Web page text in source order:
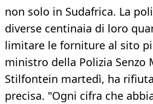
non solo in Sudafrica. La
diverse centinaia di loro
limitare le forniture al sito
ministro della Polizia Senzo
Stilfontein martedì, ha
precisa. "Ogni cifra che